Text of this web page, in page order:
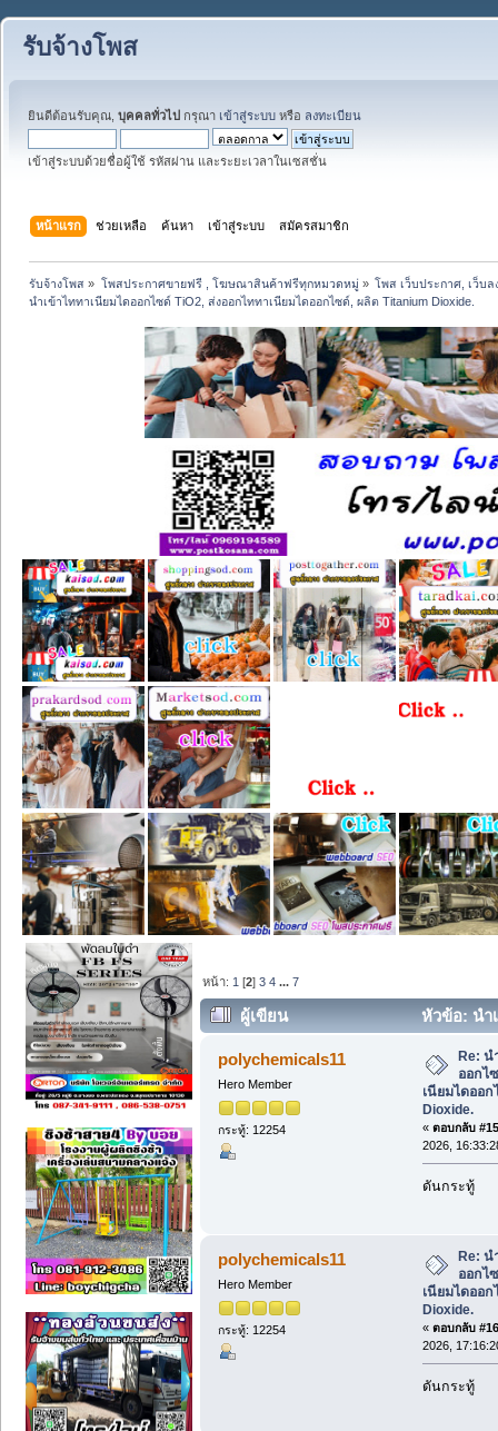
รับจ้างโพส
ยินดีต้อนรับคุณ, บุคคลทั่วไป กรุณา เข้าสู่ระบบ หรือ ลงทะเบียน
เข้าสู่ระบบด้วยชื่อผู้ใช้ รหัสผ่าน และระยะเวลาในเซสชั่น
หน้าแรก ช่วยเหลือ ค้นหา เข้าสู่ระบบ สมัครสมาชิก
รับจ้างโพส » โพสประกาศขายฟรี , โฆษณาสินค้าฟรีทุกหมวดหมู่» โพส เว็บประกาศ, เว็บ
นำเข้าไททาเนียมไดออกไซด์ TiO2, ส่งออกไททาเนียมไดออกไซด์, ผลิต Titanium Dioxide.
หน้า: 1 [2]3 4 ...7
ผู้เขียน
หัวข้อ: นำ
ไดออกไซด์, ผลิต Titanium Dioxide. (อ่
polychemicals11
Hero Member
กระทู้: 12254
Re: น
ออกไ
เนียมไดออ
Dioxide.
« ตอบกลับ
2026,
ดันกระทู้
polychemicals11
Hero Member
กระทู้: 12254
Re: น
ออกไ
เนียมไดออ
Dioxide.
« ตอบกลับ
2026,
ดันกระทู้